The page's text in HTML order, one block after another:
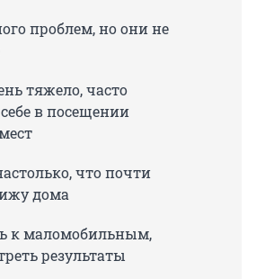
проблем, но они не
тяжело, часто
в посещении
что почти
дома
к маломобильным,
результаты